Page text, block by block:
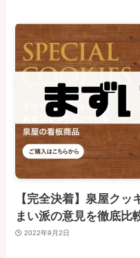
【完全決着】泉屋ク
まい派の意見を徹底比
2022年9月2日